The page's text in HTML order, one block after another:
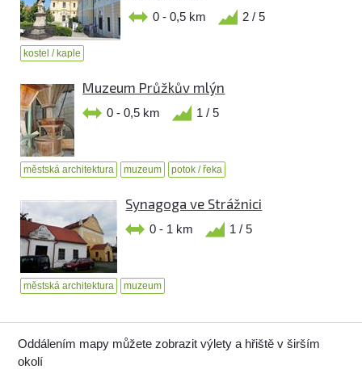
0 - 0,5 km 2 / 5
kostel / kaple
Muzeum Průžkův mlýn
0 - 0,5 km 1 / 5
městská architektura muzeum potok / řeka
Synagoga ve Strážnici
0 - 1 km 1 / 5
městská architektura muzeum
Oddálením mapy můžete zobrazit výlety a hřiště v širším
okolí